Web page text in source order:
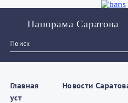
Панорама Саратова
Главная Новости
уст